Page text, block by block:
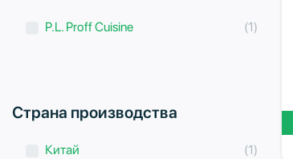
P.L. Proff Cuisine (1)
Страна производства
Китай (1)